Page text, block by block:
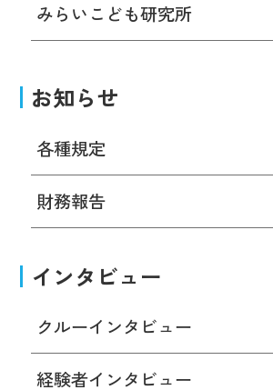
みらいこども研究所
お知らせ
各種規定
財務報告
インタビュー
クルーインタビュー
経験者インタビュー